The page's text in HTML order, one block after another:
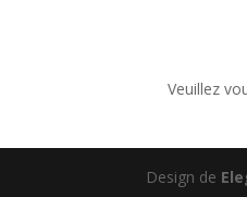
Veuillez
Design de